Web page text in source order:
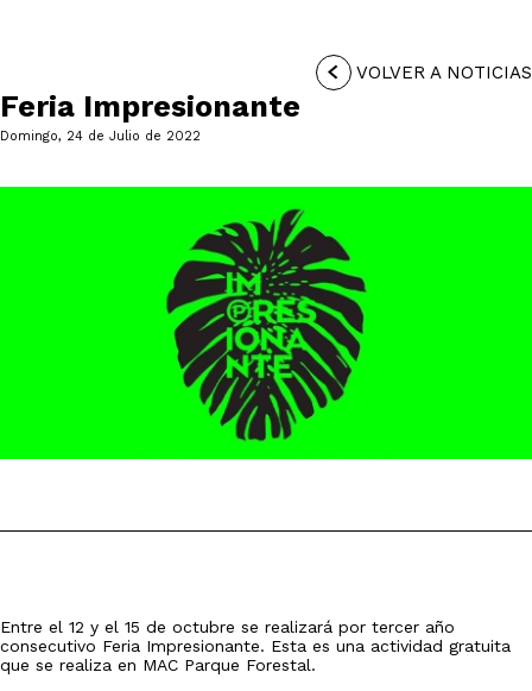
VOLVER A NOTICIAS
Feria Impresionante
Domingo, 24 de Julio de 2022
Entre el 12 y el 15 de octubre se realizará por tercer año
consecutivo Feria Impresionante. Esta es una actividad gratuita
que se realiza en MAC Parque Forestal.